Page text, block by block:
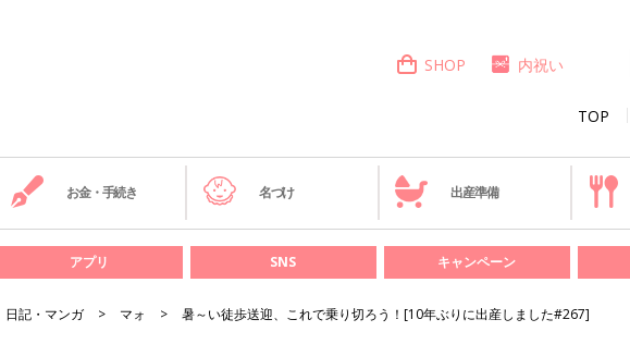
TOP
SHOP 内祝い
お金・手続き 名づけ 出産準備
アプリ SNS キャンペーン
日記・マンガ マォ 暑～い徒歩送迎、これで乗り切ろう！[10年ぶりに出産しました#267]